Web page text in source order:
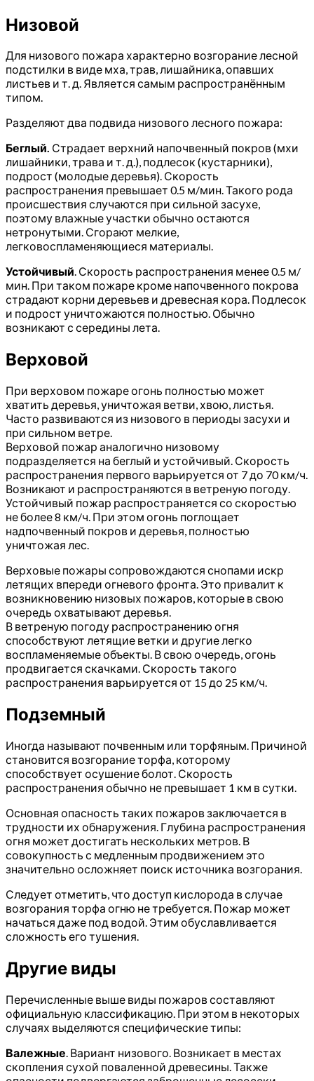
Низовой
Для низового пожара характерно возгорание лесной
подстилки в виде мха, трав, лишайника, опавших
листьев и т. д. Является самым распространённым
типом.
Разделяют два подвида низового лесного пожара:
Беглый. Страдает верхний напочвенный покров (мхи
лишайники, трава и т. д.), подлесок (кустарники),
подрост (молодые деревья). Скорость
распространения превышает 0.5 м/мин. Такого рода
происшествия случаются при сильной засухе,
поэтому влажные участки обычно остаются
нетронутыми. Сгорают мелкие,
легковоспламеняющиеся материалы.
Устойчивый. Скорость распространения менее 0.5 м/
мин. При таком пожаре кроме напочвенного покрова
страдают корни деревьев и древесная кора. Подлесок
и подрост уничтожаются полностью. Обычно
возникают с середины лета.
Верховой
При верховом пожаре огонь полностью может
хватить деревья, уничтожая ветви, хвою, листья.
Часто развиваются из низового в периоды засухи и
при сильном ветре.
Верховой пожар аналогично низовому
подразделяется на беглый и устойчивый. Скорость
распространения первого варьируется от 7 до 70 км/ч.
Возникают и распространяются в ветреную погоду.
Устойчивый пожар распространяется со скоростью
не более 8 км/ч. При этом огонь поглощает
надпочвенный покров и деревья, полностью
уничтожая лес.
Верховые пожары сопровождаются снопами искр
летящих впереди огневого фронта. Это привалит к
возникновению низовых пожаров, которые в свою
очередь охватывают деревья.
В ветреную погоду распространению огня
способствуют летящие ветки и другие легко
воспламеняемые объекты. В свою очередь, огонь
продвигается скачками. Скорость такого
распространения варьируется от 15 до 25 км/ч.
Подземный
Иногда называют почвенным или торфяным. Причиной
становится возгорание торфа, которому
способствует осушение болот. Скорость
распространения обычно не превышает 1 км в сутки.
Основная опасность таких пожаров заключается в
трудности их обнаружения. Глубина распространения
огня может достигать нескольких метров. В
совокупность с медленным продвижением это
значительно осложняет поиск источника возгорания.
Следует отметить, что доступ кислорода в случае
возгорания торфа огню не требуется. Пожар может
начаться даже под водой. Этим обуславливается
сложность его тушения.
Другие виды
Перечисленные выше виды пожаров составляют
официальную классификацию. При этом в некоторых
случаях выделяются специфические типы:
Валежные. Вариант низового. Возникает в местах
скопления сухой поваленной древесины. Также